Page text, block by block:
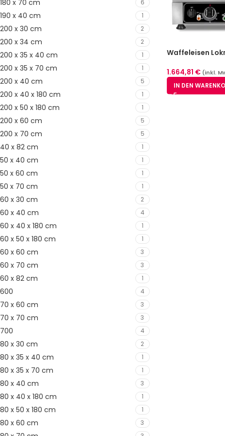
180 x 70 cm 6
190 x 40 cm 1
200 x 30 cm 2
200 x 34 cm 2
200 x 35 x 40 cm 1
200 x 35 x 70 cm 1
200 x 40 cm 5
200 x 40 x 180 cm 1
200 x 50 x 180 cm 1
200 x 60 cm 5
200 x 70 cm 5
40 x 82 cm 1
50 x 40 cm 1
50 x 60 cm 1
50 x 70 cm 1
60 x 30 cm 2
60 x 40 cm 4
60 x 40 x 180 cm 1
60 x 50 x 180 cm 1
60 x 60 cm 3
60 x 70 cm 3
60 x 82 cm 1
600 4
70 x 60 cm 3
70 x 70 cm 3
700 4
80 x 30 cm 2
80 x 35 x 40 cm 1
80 x 35 x 70 cm 1
80 x 40 cm 3
80 x 40 x 180 cm 1
80 x 50 x 180 cm 1
80 x 60 cm 3
Waffeleisen
1.664,81 € (inkl.
IN DEN